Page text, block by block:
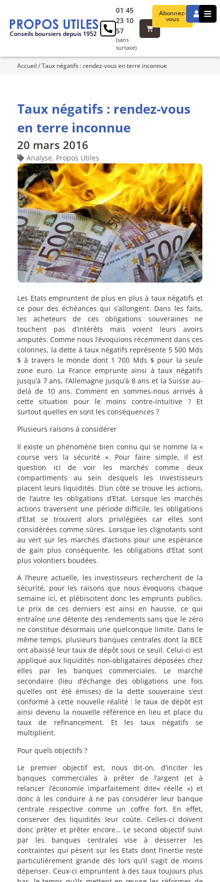
Conseils boursiers depuis 1952
Abonnez-
vous
01 45
23 10
57
(sans
surtaxe)
Accueil /Taux négatifs : rendez-vous en terre inconnue
Taux négatifs : rendez-vous
en terre inconnue
20 mars 2016
Analyse, Propos Utiles
Les Etats empruntent de plus en plus à taux négatifs et
ce pour des échéances qui s’allongent. Dans les faits,
les acheteurs de ces obligations souveraines ne
touchent pas d’intérêts mais voient leurs avoirs
amputés. Comme nous l’évoquions récemment dans ces
colonnes, la dette à taux négatifs représente 5 500 Mds
$ à travers le monde dont 1 700 Mds $ pour la seule
zone euro. La France emprunte ainsi à taux négatifs
jusqu’à 7 ans, l’Allemagne jusqu’à 8 ans et la Suisse au-
delà de 10 ans. Comment en sommes-nous arrivés à
cette situation pour le moins contre-intuitive ? Et
surtout quelles en sont les conséquences ?
Plusieurs raisons à considérer
Il existe un phénomène bien connu qui se nomme la «
course vers la sécurité ». Pour faire simple, il est
question ici de voir les marchés comme deux
compartiments au sein desquels les investisseurs
placent leurs liquidités. D’un côté se trouve les actions,
de l’autre les obligations d’Etat. Lorsque les marchés
actions traversent une période difficile, les obligations
d’Etat se trouvent alors privilégiées car elles sont
considérées comme sûres. Lorsque les clignotants sont
au vert sur les marchés d’actions pour une espérance
de gain plus conséquente, les obligations d’Etat sont
plus volontiers boudées.
A l’heure actuelle, les investisseurs recherchent de la
sécurité, pour les raisons que nous évoquons chaque
semaine ici, et plébiscitent donc les emprunts publics.
Le prix de ces derniers est ainsi en hausse, ce qui
entraîne une détente des rendements sans que le zéro
ne constitue désormais une quelconque limite. Dans le
même temps, plusieurs banques centrales dont la BCE
ont abaissé leur taux de dépôt sous ce seuil. Celui-ci est
appliqué aux liquidités non-obligataires déposées chez
elles par les banques commerciales. Le marché
secondaire (lieu d’échange des obligations une fois
qu’elles ont été émises) de la dette souveraine s’est
conformé à cette nouvelle réalité : le taux de dépôt est
ainsi devenu la nouvelle référence en lieu et place du
taux de refinancement. Et les taux négatifs se
multiplient.
Pour quels objectifs ?
Le premier objectif est, nous dit-on, d’inciter les
banques commerciales à prêter de l’argent (et à
relancer l’économie imparfaitement dite« réelle ») et
donc à les conduire à ne pas considérer leur banque
centrale respective comme un coffre fort. En effet,
conserver des liquidités leur coûte. Celles-ci doivent
donc prêter et prêter encore… Le second objectif suivi
par les banques centrales vise à desserrer les
contraintes qui pèsent sur les Etats dont l’inertie reste
particulièrement grande dès lors qu’il s’agit de moins
dépenser. Ceux-ci empruntent à des taux toujours plus